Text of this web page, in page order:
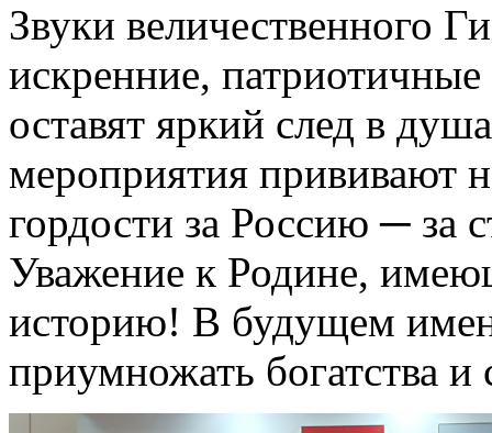
Звуки величественного
искренние,
оставят яркий след в
мероприятия прививают
гордости за Россию ─ за
Уважение к Родине,
историю! В будущем
приумножать богатства